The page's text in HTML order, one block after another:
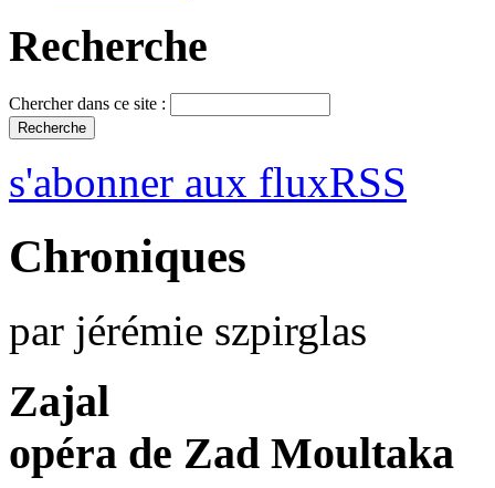
Recherche
Chercher dans ce site :
s'abonner aux fluxRSS
Chroniques
par jérémie szpirglas
Zajal
opéra de Zad Moultaka